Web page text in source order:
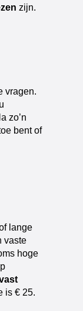
zijn.
vragen.
zo’n
bent of
lange
vaste
hoge
is € 25.